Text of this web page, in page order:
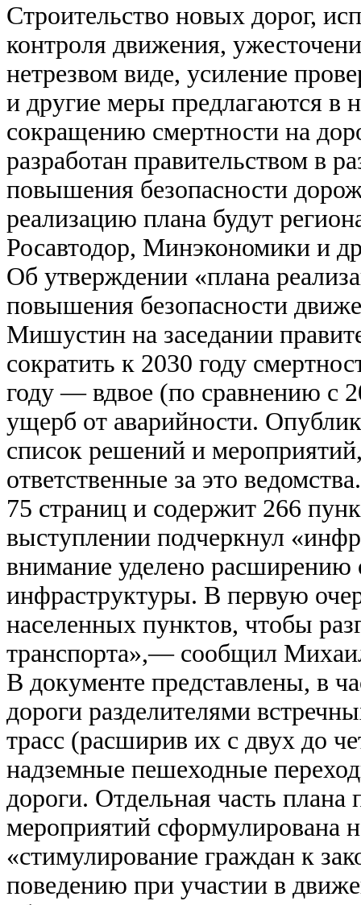
Строительство новых дорог,
контроля движения,
нетрезвом виде, усиление
и другие меры предлагаются в
сокращению смертности на
разработан правительством в
повышения безопасности
реализацию плана будут
Росавтодор, Минэкономики и
Об утверждении «плана
повышения безопасности
Мишустин на заседании
сократить к 2030 году
году — вдвое (по сравнению с
ущерб от аварийности.
список решений и
ответственные за это
75 страниц и содержит 266
выступлении подчеркнул
внимание уделено расширению
инфраструктуры. В первую
населенных пунктов, чтобы
транспорта»,— сообщил
В документе представлены, в
дороги разделителями
трасс (расширив их с двух до
надземные пешеходные
дороги. Отдельная часть
мероприятий сформулирована
«стимулирование граждан к
поведению при участии в